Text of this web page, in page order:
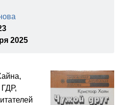
04:02
04:03
2025
ГДР,